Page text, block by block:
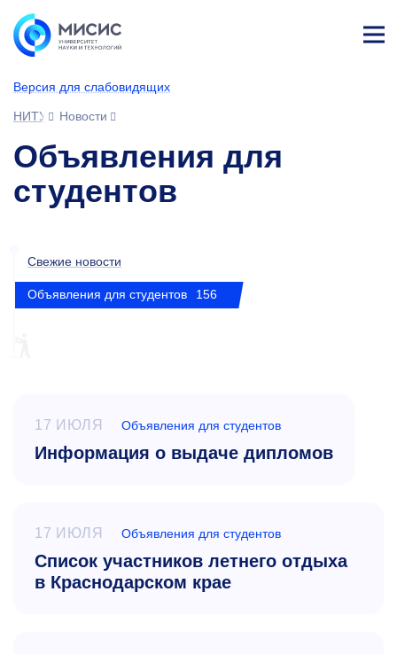
Версия для слабовидящих
НИТУ МИСИС
Новости
Объявления для
студентов
Свежие новости
Объявления для студентов 156
17 ИЮЛЯ Объявления для студентов
Информация о выдаче дипломов
17 ИЮЛЯ Объявления для студентов
Список участников летнего отдыха
в Краснодарском крае